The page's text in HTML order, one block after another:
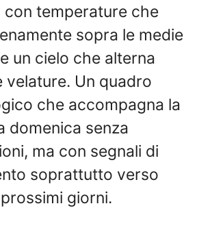
con temperature che
sopra le medie
un cielo che alterna
velature. Un quadro
che accompagna la
domenica senza
ma con segnali di
soprattutto verso
giorni.